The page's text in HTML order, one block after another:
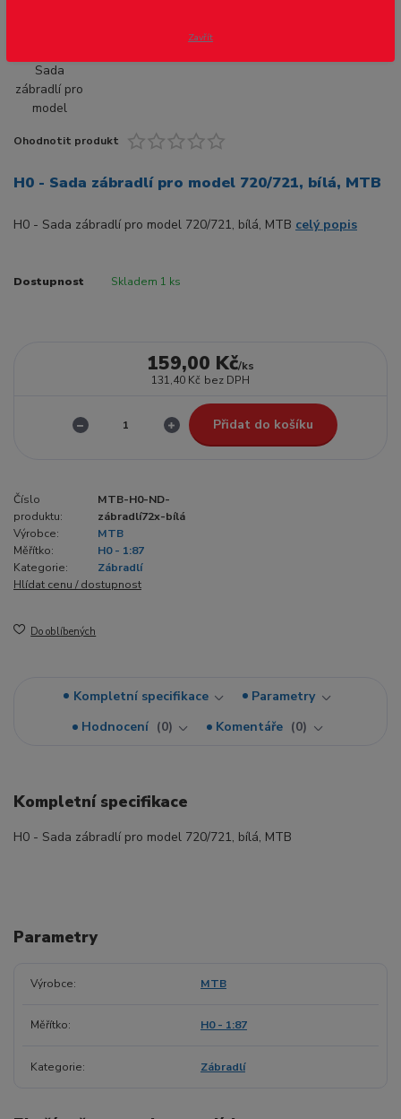
Ohodnotit produkt
H0 - Sada zábradlí pro model 720/721, bílá, MTB
H0 - Sada zábradlí pro model 720/721, bílá, MTB celý popis
Dostupnost Skladem 1 ks
159,00 Kč/ks
131,40 Kč bez DPH
Přidat do košíku
Číslo
produktu:
MTB-H0-ND-
zábradlí72x-bílá
Výrobce:
MTB
Měřítko:
H0 - 1:87
Kategorie:
Zábradlí
Hlídat cenu / dostupnost
Do oblíbených
Kompletní specifikace
Parametry
Hodnocení
0 Komentáře 0
Kompletní specifikace
H0 - Sada zábradlí pro model 720/721, bílá, MTB
Parametry
Výrobce MTB
Měřítko H0 - 1:87
Kategorie Zábradlí
Zavřít